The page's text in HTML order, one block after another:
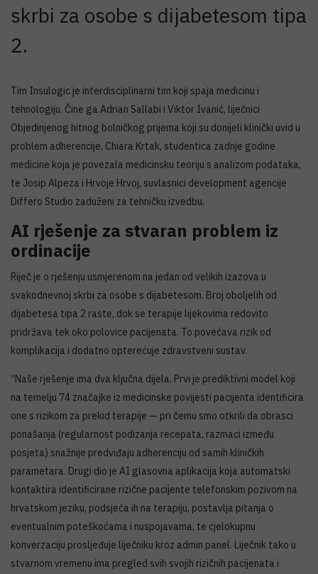
skrbi za osobe s dijabetesom tipa
2.
Tim Insulogic je interdisciplinarni tim koji spaja medicinu i
tehnologiju. Čine ga Adrian Sallabi i Viktor Ivanić, liječnici
Objedinjenog hitnog bolničkog prijema koji su donijeli klinički uvid u
problem adherencije, Chiara Krtak, studentica zadnje godine
medicine koja je povezala medicinsku teoriju s analizom podataka,
te Josip Alpeza i Hrvoje Hrvoj, suvlasnici development agencije
Differo Studio zaduženi za tehničku izvedbu.
AI rješenje za stvaran problem iz
ordinacije
Riječ je o rješenju usmjerenom na jedan od velikih izazova u
svakodnevnoj skrbi za osobe s dijabetesom. Broj oboljelih od
dijabetesa tipa 2 raste, dok se terapije lijekovima redovito
pridržava tek oko polovice pacijenata. To povećava rizik od
komplikacija i dodatno opterećuje zdravstveni sustav.
“Naše rješenje ima dva ključna dijela. Prvi je prediktivni model koji
na temelju 74 značajke iz medicinske povijesti pacijenta identificira
one s rizikom za prekid terapije — pri čemu smo otkrili da obrasci
ponašanja (regularnost podizanja recepata, razmaci između
posjeta) snažnije predviđaju adherenciju od samih kliničkih
parametara. Drugi dio je AI glasovna aplikacija koja automatski
kontaktira identificirane rizične pacijente telefonskim pozivom na
hrvatskom jeziku, podsjeća ih na terapiju, postavlja pitanja o
eventualnim poteškoćama i nuspojavama, te cjelokupnu
konverzaciju prosljeđuje liječniku kroz admin panel. Liječnik tako u
stvarnom vremenu ima pregled svih svojih rizičnih pacijenata i